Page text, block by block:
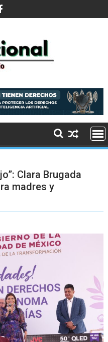
Clara Brugada
madres y